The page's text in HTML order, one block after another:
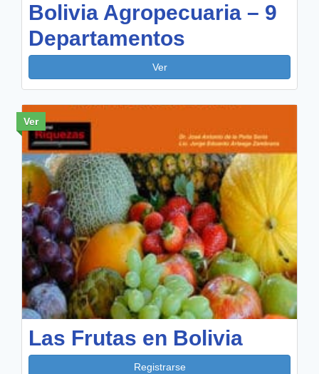
Bolivia Agropecuaria – 9
Departamentos
Ver
Ver
Las Frutas en Bolivia
Registrarse